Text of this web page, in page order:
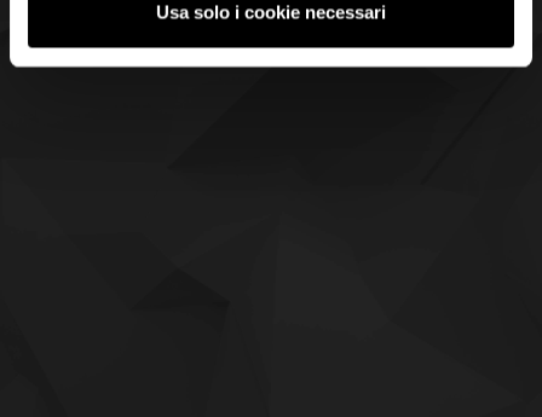
Usa solo i cookie necessari